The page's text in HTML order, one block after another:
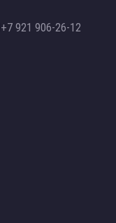
+7 921 906-26-12